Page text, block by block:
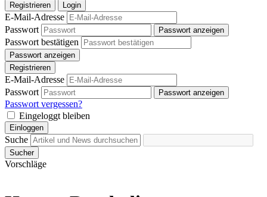
Registrieren
Login
E-Mail-Adresse
Passwort
Passwort anzeigen
Passwort bestätigen
Passwort anzeigen
Registrieren
E-Mail-Adresse
Passwort
Passwort anzeigen
Passwort vergessen?
Eingeloggt bleiben
Einloggen
Suche
Sucher
Vorschläge